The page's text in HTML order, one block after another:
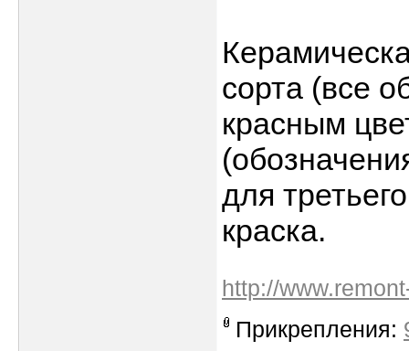
сорта (все
красным
для
краска.
http://
Прикрепления: